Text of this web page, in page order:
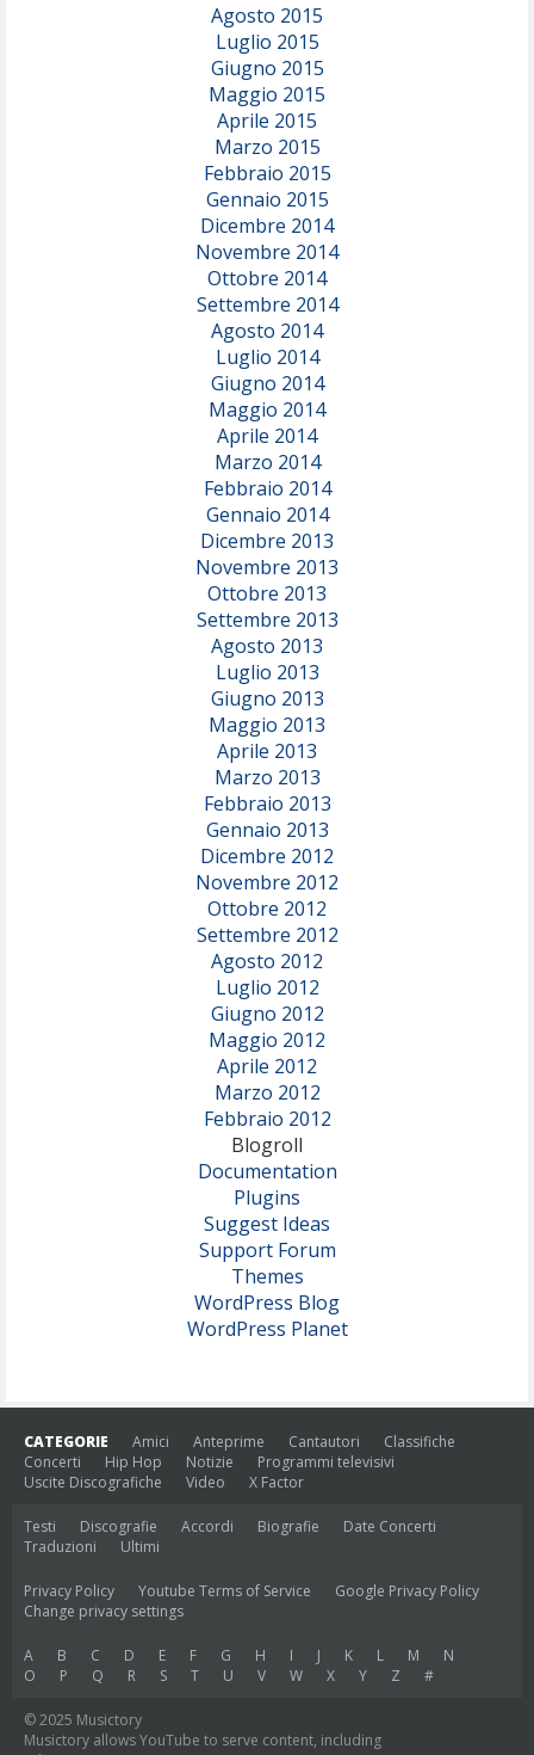
Agosto 2015
Luglio 2015
Giugno 2015
Maggio 2015
Aprile 2015
Marzo 2015
Febbraio 2015
Gennaio 2015
Dicembre 2014
Novembre 2014
Ottobre 2014
Settembre 2014
Agosto 2014
Luglio 2014
Giugno 2014
Maggio 2014
Aprile 2014
Marzo 2014
Febbraio 2014
Gennaio 2014
Dicembre 2013
Novembre 2013
Ottobre 2013
Settembre 2013
Agosto 2013
Luglio 2013
Giugno 2013
Maggio 2013
Aprile 2013
Marzo 2013
Febbraio 2013
Gennaio 2013
Dicembre 2012
Novembre 2012
Ottobre 2012
Settembre 2012
Agosto 2012
Luglio 2012
Giugno 2012
Maggio 2012
Aprile 2012
Marzo 2012
Febbraio 2012
Blogroll
Documentation
Plugins
Suggest Ideas
Support Forum
Themes
WordPress Blog
WordPress Planet
CATEGORIE Amici Anteprime Cantautori
Classifiche
Concerti
Hip Hop Notizie
Programmi televisivi
Uscite Discografiche
Video X Factor
Testi Discografie Accordi Biografie
Date Concerti
Traduzioni
Ultimi
Privacy Policy Youtube Terms of Service
Google Privacy Policy
Change privacy settings
A B C D E F G H I J K L M
N
O
P Q R S T U V W X Y Z #
© 2025 Musictory
Musictory allows YouTube to serve content, including